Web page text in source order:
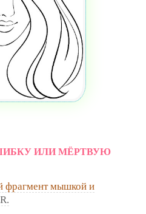
ИЛИ МЁРТВУЮ
фрагмент мышкой и